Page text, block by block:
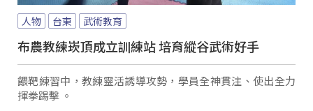
人物 台東 武術教育
布農教練崁頂成立訓練站 培育縱谷武術好手
餵靶練習中，教練靈活誘導攻勢，學員全神貫注、使出全力
揮拳踢擊 。